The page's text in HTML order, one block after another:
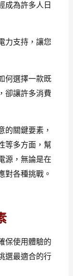
成為許多人日
力支持，讓您
何選擇一款既
卻讓許多消費
的關鍵要素，
等多方面，幫
源，無論是在
對各種挑戰。
保使用體驗的
選最適合的行